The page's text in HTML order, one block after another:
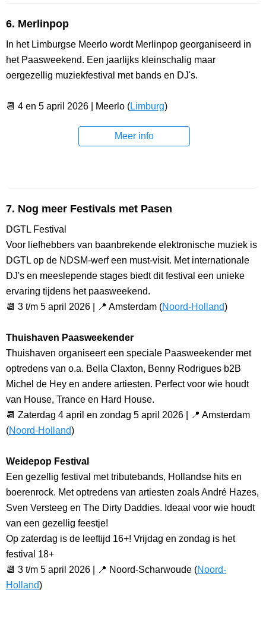
6. Merlinpop
In het Limburgse Meerlo wordt Merlinpop georganiseerd in
het Paasweekend. Een jaarlijks kleinschalig maar
oergezellig muziekfestival met bands en DJ's.
📆 4 en 5 april 2026 | Meerlo (Limburg)
Meer info
7. Nog meer Festivals met Pasen
DGTL Festival
Voor liefhebbers van baanbrekende elektronische muziek is
DGTL op de NDSM-werf een must-visit. Met internationale
DJ's en meeslepende stages biedt dit festival een unieke
ervaring tijdens het paasweekend.
📆 3 t/m 5 april 2026 | 📍 Amsterdam (Noord-Holland)
Thuishaven Paasweekender
Thuishaven organiseert een speciale Paasweekender met
optredens van o.a. Bella Claxton, Benny Rodrigues b2B
Michel de Hey en andere artiesten. Perfect voor wie houdt
van House, Trance en Hard House.
📆 Zaterdag 4 april en zondag 5 april 2026 | 📍 Amsterdam
(Noord-Holland)
Weidepop Festival
Een gezellig festival met tributebands, Hollandse hits en
boerenrock. Met optredens van artiesten zoals André Hazes,
Sven Versteeg en The Dirty Daddies. Ideaal voor wie houdt
van een gezellig feestje!
Op zaterdag is de leeftijd 16+! Vrijdag en zondag is het
festival 18+
📆 3 t/m 5 april 2026 | 📍 Noord-Scharwoude (Noord-
Holland)